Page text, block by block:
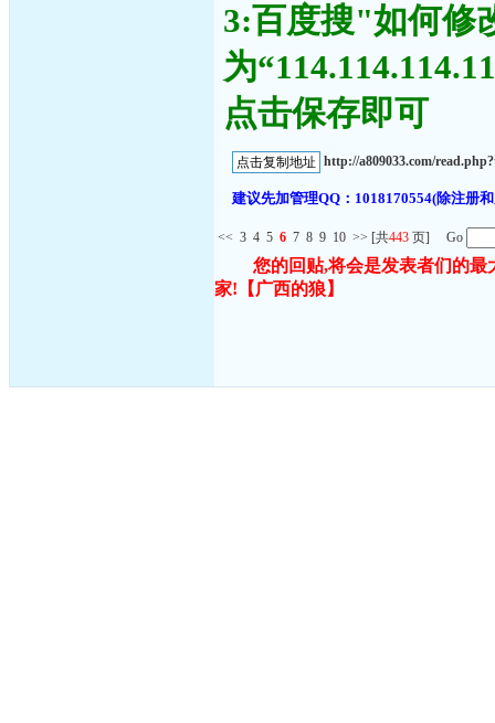
3:百度搜"如何修
为
点击保存即可
http://a809033.com/
建议先加管理QQ：1018170554(除注册
<< 3 4 5 6 7 8 9 10 >> [共443 页] Go
您的回贴,将会是发表者们的
家! 【广西的狼】